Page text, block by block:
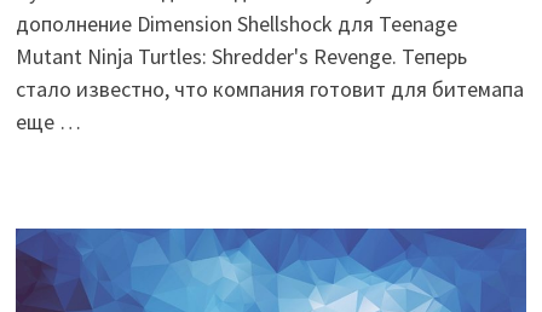
дополнение Dimension Shellshock для Teenage
Mutant Ninja Turtles: Shredder's Revenge. Теперь
стало известно, что компания готовит для битемапа
еще …